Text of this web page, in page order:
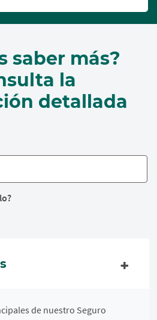
saber más?
la
detallada
de nuestro Seguro